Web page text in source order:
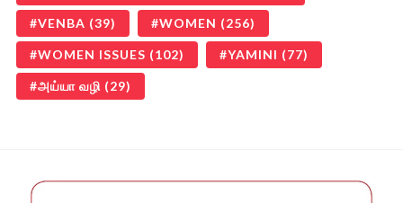
VENBA (39) WOMEN (256)
WOMEN ISSUES (102) YAMINI (77)
அய்யா வழி (29)